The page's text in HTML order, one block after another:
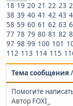
18 19 20 21 22 23
38 39 40 41 42 43
58 59 60 61 62 63
77 78 79 80 81 82
97 98 99 100 101
112 113 114 115
Тема сообщения /
Помогите
Автор FOXI_